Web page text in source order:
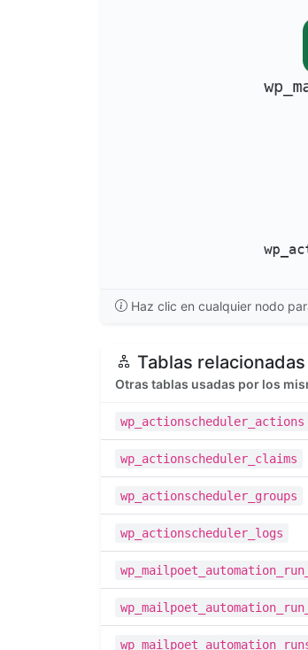
Haz clic en cualquier nodo
Tablas relacionadas
Otras tablas usadas por los
wp_actionscheduler_actions
wp_actionscheduler_claims
wp_actionscheduler_groups
wp_actionscheduler_logs